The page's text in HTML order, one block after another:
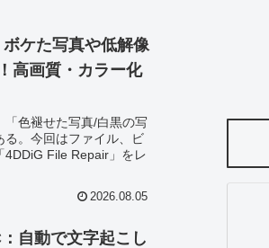
ケた写真や低解像
高画質・カラー化
色褪せた写真/白黒の写
る。今回はファイル、ビ
File Repair」をレ
2026.08.05
自動で文字起こし